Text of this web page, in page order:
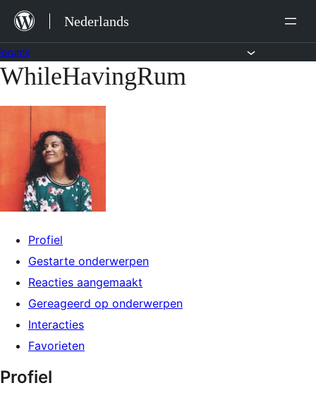
naar
de
inhoud
Nederlands
Ga
inhoud
WhileHavingRum
Profiel
Gestarte onderwerpen
Reacties aangemaakt
Gereageerd op onderwerpen
Interacties
Favorieten
Profiel